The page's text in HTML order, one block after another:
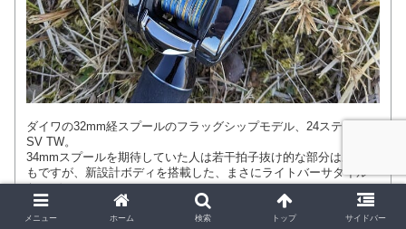
ダイワの32mm経スプールのフラッグシップモデル、24スティーズ
SV TW。
34mmスプールを期待していた人は若干拍子抜け的な部分はあるか
もですが、新設計ボディを搭載した、まさにライトバーサタイル
なモデル。
詳細ページ
メニュー ホーム 検索 トップ サイドバー